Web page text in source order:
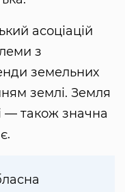
асоціацій
з
земельних
землі. Земля
— також значна